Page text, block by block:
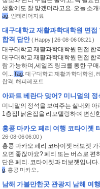
생활에도 잘 맞겠더라고요. 오늘 소
ag: 인테리어자료
대구대학교 재활과학대학원 면접
합격 답안 ( Happy| 26-08-06 08:21 )
대구대학교 재활과학대학원 면접 합
대구대학교 재활과학대학원 면접 합
람 가능하며,세일즈 링크를 통한 구
이...Tag: 대구대학교 재활과학대학원
합격 해피레포트
아파트 베란다 맞어? 미니멀의 정
미니말의 정석을 보여주는 실내와
1층집! 낡은집을 리모텔링하여 변신
홍콩 마카오 페리 여행 코타이젯
26-08-06 06:00 )
홍콩 마카오 페리 코타이젯 터보젯
오면 좋잖아요? 페리 또는 버스로 편
단은 페리. 코타이젯과 터보젯입니
g: 홍콩 마카오。
남해 가볼만한곳 관광지 남해 여